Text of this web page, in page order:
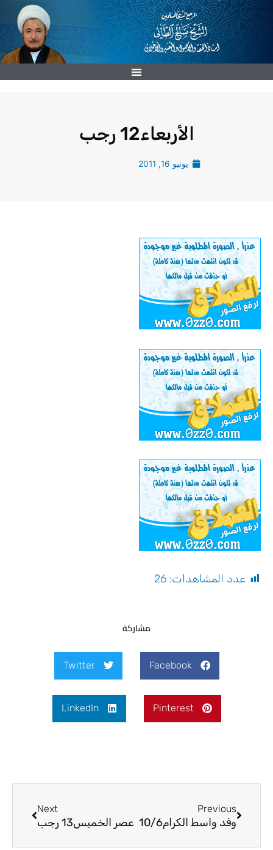
تخطي
الأربعاء12 رجب
يونيو 16, 2011
عدد المشاهدات: 26
مشاركة
Facebook
Twitter
Pinterest
LinkedIn
Previous
وفد واسط الكرام10/6
Next
عصر الخميس13 رجب